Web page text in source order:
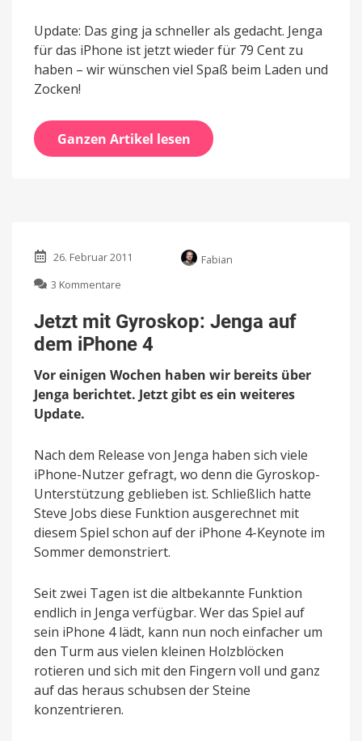
Update: Das ging ja schneller als gedacht. Jenga
für das iPhone ist jetzt wieder für 79 Cent zu
haben – wir wünschen viel Spaß beim Laden und
Zocken!
Ganzen Artikel lesen
26. Februar 2011
Fabian
3 Kommentare
mit
Gyroskop:
Jenga
dem
iPhone
Jetzt mit Gyroskop: Jenga auf
dem iPhone 4
Vor einigen Wochen haben wir bereits über
Jenga berichtet. Jetzt gibt es ein weiteres
Update.
Nach dem Release von Jenga haben sich viele
iPhone-Nutzer gefragt, wo denn die Gyroskop-
Unterstützung geblieben ist. Schließlich hatte
Steve Jobs diese Funktion ausgerechnet mit
diesem Spiel schon auf der iPhone 4-Keynote im
Sommer demonstriert.
Seit zwei Tagen ist die altbekannte Funktion
endlich in Jenga verfügbar. Wer das Spiel auf
sein iPhone 4 lädt, kann nun noch einfacher um
den Turm aus vielen kleinen Holzblöcken
rotieren und sich mit den Fingern voll und ganz
auf das heraus schubsen der Steine
konzentrieren.